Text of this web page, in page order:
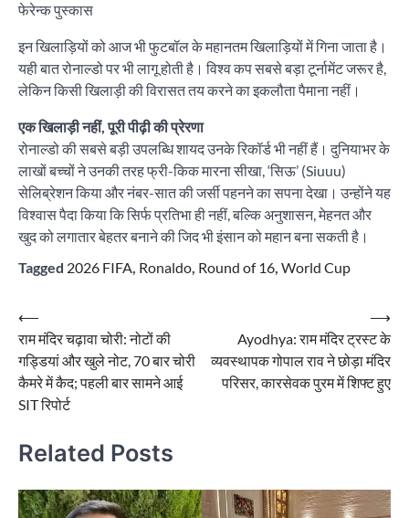
फेरेन्क पुस्कास
इन खिलाड़ियों को आज भी फुटबॉल के महानतम खिलाड़ियों में गिना जाता है।
यही बात रोनाल्डो पर भी लागू होती है। विश्व कप सबसे बड़ा टूर्नामेंट जरूर है,
लेकिन किसी खिलाड़ी की विरासत तय करने का इकलौता पैमाना नहीं।
एक खिलाड़ी नहीं, पूरी पीढ़ी की प्रेरणा
रोनाल्डो की सबसे बड़ी उपलब्धि शायद उनके रिकॉर्ड भी नहीं हैं। दुनियाभर के
लाखों बच्चों ने उनकी तरह फ्री-किक मारना सीखा, ‘सिऊ’ (Siuuu)
सेलिब्रेशन किया और नंबर-सात की जर्सी पहनने का सपना देखा। उन्होंने यह
विश्वास पैदा किया कि सिर्फ प्रतिभा ही नहीं, बल्कि अनुशासन, मेहनत और
खुद को लगातार बेहतर बनाने की जिद भी इंसान को महान बना सकती है।
Tagged 2026 FIFA, Ronaldo, Round of 16, World Cup
Post
navigation
⟵
राम मंदिर चढ़ावा चोरी: नोटों की
गड्डियां और खुले नोट, 70 बार चोरी
कैमरे में कैद; पहली बार सामने आई
SIT रिपोर्ट
Ayodhya: राम मंदिर ट्रस्ट के
व्यवस्थापक गोपाल राव ने छोड़ा मंदिर
परिसर, कारसेवक पुरम में शिफ्ट हुए
⟶
Related Posts